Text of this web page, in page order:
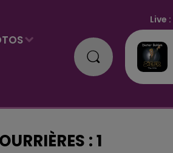
Live :
: 1